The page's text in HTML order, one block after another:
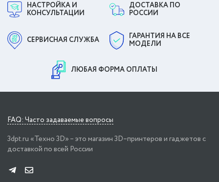
НАСТРОЙКА И
КОНСУЛЬТАЦИИ
ДОСТАВКА ПО
РОССИИ
СЕРВИСНАЯ СЛУЖБА
ГАРАНТИЯ НА ВСЕ
МОДЕЛИ
ЛЮБАЯ ФОРМА ОПЛАТЫ
FAQ: Часто задаваемые вопросы
3dpt.ru «Техно 3D» – это магазин 3D–принтеров и гаджетов с
доставкой по всей России